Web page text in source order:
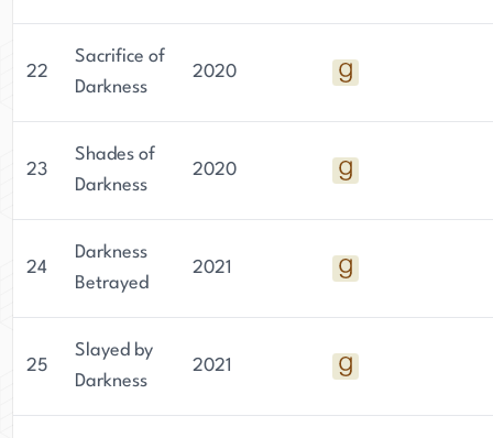
22
Sacrifice of
Darkness
2020
23
Shades of
Darkness
2020
24
Darkness
Betrayed
2021
25
Slayed by
Darkness
2021